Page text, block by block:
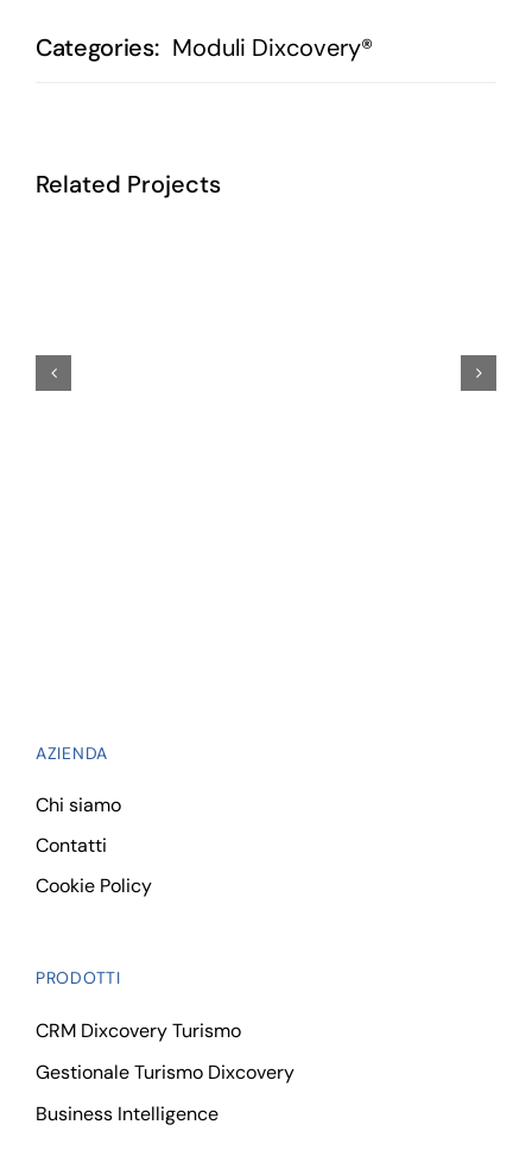
Categories: Moduli Dixcovery®
Related Projects
AZIENDA
Chi siamo
Contatti
Cookie Policy
PRODOTTI
CRM Dixcovery Turismo
Gestionale Turismo Dixcovery
Business Intelligence